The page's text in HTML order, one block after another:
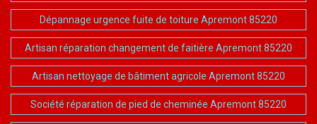
Dépannage urgence fuite de toiture Apremont 85220
Artisan réparation changement de faitière Apremont 85220
Artisan nettoyage de bâtiment agricole Apremont 85220
Société réparation de pied de cheminée Apremont 85220